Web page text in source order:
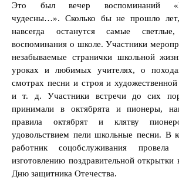
Это был вечер воспоминаний
чудесны…». Сколько бы не прошло
навсегда останутся самые
воспоминания о школе. Участники
незабываемые странички школьной
уроках и любимых учителях, о
смотрах песни и строя и художественной
и т. д. Участники встречи до сих
принимали в октябрята и пионеры,
правила октябрят и клятву
удовольствием пели школьные песни. В
работник соцобслуживания провела
изготовлению поздравительной
Дню защитника Отечества.